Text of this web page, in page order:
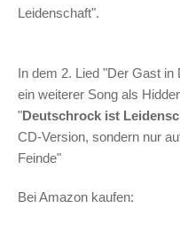
Leidenschaft".
In dem 2. Lied "Der Gast
ein weiterer Song als
"Deutschrock ist
CD-Version, sondern nur
Feinde"
Bei Amazon kaufen: